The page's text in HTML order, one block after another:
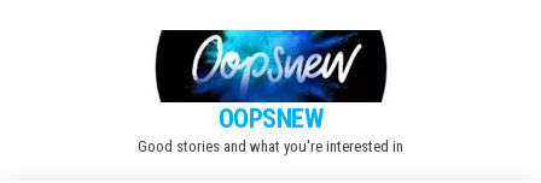
OOPSNEW
Good stories and what you're interested in